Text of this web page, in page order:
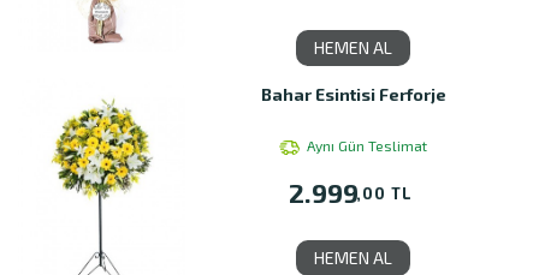
HEMEN AL
Bahar Esintisi Ferforje
Aynı Gün Teslimat
2.999,00 TL
HEMEN AL